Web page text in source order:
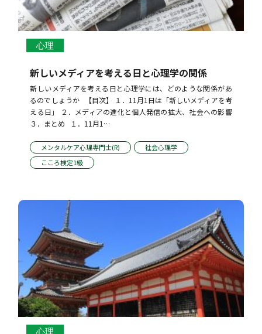
心理
新しいメディアを考える日と心理学の関係
新しいメディアを考える日と心理学には、どのような関係があ
るのでしょうか   【目次】 １．11月1日は「新しいメディアを考
える日」 ２．メディアの進化と個人発信の拡大、社会への影響
３．まとめ   １．11月1…
メンタルケア心理専門士(R)
社会心理学
こころ検定1級
心理